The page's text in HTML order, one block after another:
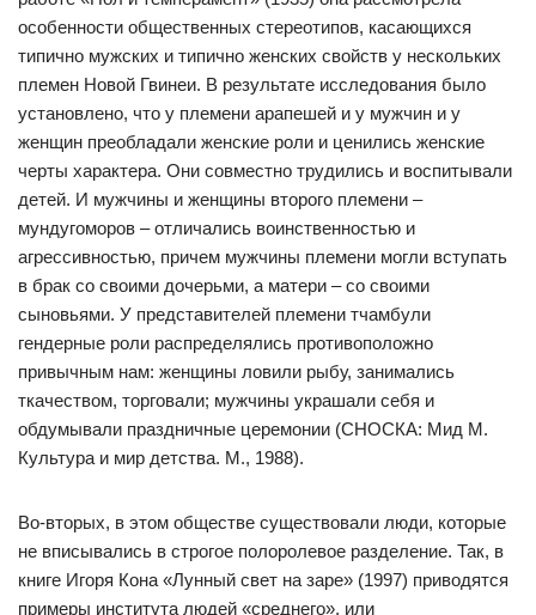
особенности общественных стереотипов, касающихся
типично мужских и типично женских свойств у нескольких
племен Новой Гвинеи. В результате исследования было
установлено, что у племени арапешей и у мужчин и у
женщин преобладали женские роли и ценились женские
черты характера. Они совместно трудились и воспитывали
детей. И мужчины и женщины второго племени –
мундугоморов – отличались воинственностью и
агрессивностью, причем мужчины племени могли вступать
в брак со своими дочерьми, а матери – со своими
сыновьями. У представителей племени тчамбули
гендерные роли распределялись противоположно
привычным нам: женщины ловили рыбу, занимались
ткачеством, торговали; мужчины украшали себя и
обдумывали праздничные церемонии (СНОСКА: Мид М.
Культура и мир детства. М., 1988).
Во-вторых, в этом обществе существовали люди, которые
не вписывались в строгое полоролевое разделение. Так, в
книге Игоря Кона «Лунный свет на заре» (1997) приводятся
примеры института людей «среднего», или